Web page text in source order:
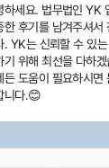
하세요. 법무법인 YK
한 후기를 남겨주셔서
. YK는 신뢰할 수 있
기 위해 최선을 다하
든 도움이 필요하시면
니다.😊